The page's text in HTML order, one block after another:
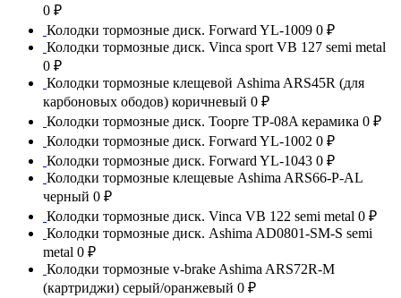
0 ₽
Колодки тормозные диск. Forward YL-1009 0 ₽
Колодки тормозные диск. Vinca sport VB 127 semi metal
0 ₽
Колодки тормозные клещевой Ashima ARS45R (для
карбоновых ободов) коричневый 0 ₽
Колодки тормозные диск. Toopre TP-08A керамика 0 ₽
Колодки тормозные диск. Forward YL-1002 0 ₽
Колодки тормозные диск. Forward YL-1043 0 ₽
Колодки тормозные клещевые Ashima ARS66-P-AL
черный 0 ₽
Колодки тормозные диск. Vinca VB 122 semi metal 0 ₽
Колодки тормозные диск. Ashima AD0801-SM-S semi
metal 0 ₽
Колодки тормозные v-brake Ashima ARS72R-M
(картриджи) серый/оранжевый 0 ₽